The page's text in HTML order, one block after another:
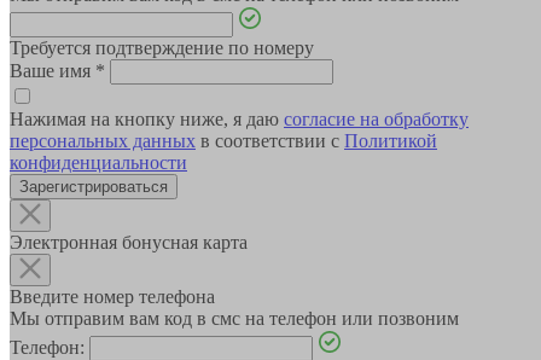
Требуется подтверждение по номеру
Ваше имя *
Нажимая на кнопку ниже, я даю согласие на обработку
персональных данных в соответствии с Политикой
конфиденциальности
Зарегистрироваться
Электронная бонусная карта
Введите номер телефона
Мы отправим вам код в смс на телефон или позвоним
Телефон: